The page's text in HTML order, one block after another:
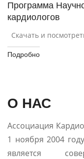
Программа
кардиологов
Скачать и
Подробно
О НАС
Ассоциация
1 ноября 2004
является